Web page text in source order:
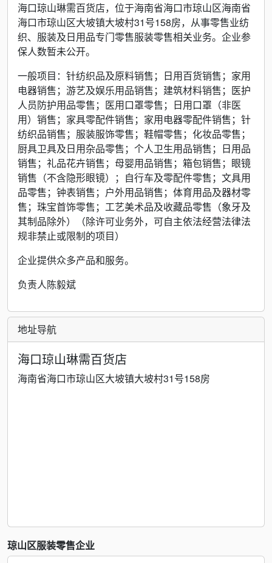
海口琼山琳需百货店，位于海南省海口市琼山区海南省
海口市琼山区大坡镇大坡村31号158房，从事零售业纺
织、服装及日用品专门零售服装零售相关业务。企业参
保人数暂未公开。
一般项目：针纺织品及原料销售；日用百货销售；家用
电器销售；游艺及娱乐用品销售；建筑材料销售；医护
人员防护用品零售；医用口罩零售；日用口罩（非医
用）销售；家具零配件销售；家用电器零配件销售；针
纺织品销售；服装服饰零售；鞋帽零售；化妆品零售；
厨具卫具及日用杂品零售；个人卫生用品销售；日用品
销售；礼品花卉销售；母婴用品销售；箱包销售；眼镜
销售（不含隐形眼镜）；自行车及零配件零售；文具用
品零售；钟表销售；户外用品销售；体育用品及器材零
售；珠宝首饰零售；工艺美术品及收藏品零售（象牙及
其制品除外）（除许可业务外，可自主依法经营法律法
规非禁止或限制的项目）
企业提供众多产品和服务。
负责人陈毅斌
地址导航
海口琼山琳需百货店
海南省海口市琼山区大坡镇大坡村31号158房
琼山区服装零售企业